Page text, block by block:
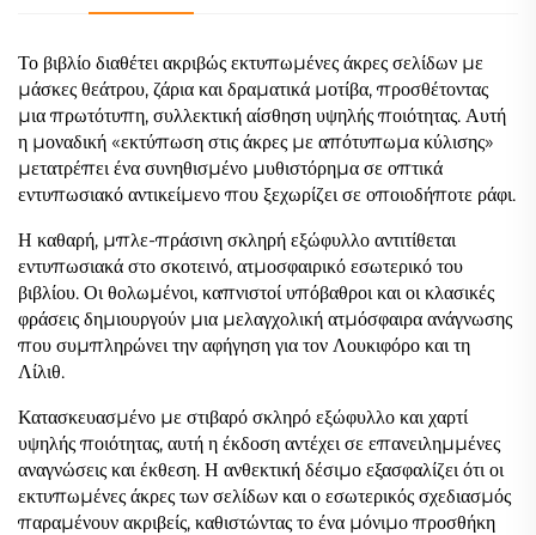
Το βιβλίο διαθέτει ακριβώς εκτυπωμένες άκρες σελίδων με
μάσκες θεάτρου, ζάρια και δραματικά μοτίβα, προσθέτοντας
μια πρωτότυπη, συλλεκτική αίσθηση υψηλής ποιότητας. Αυτή
η μοναδική «εκτύπωση στις άκρες με απότυπωμα κύλισης»
μετατρέπει ένα συνηθισμένο μυθιστόρημα σε οπτικά
εντυπωσιακό αντικείμενο που ξεχωρίζει σε οποιοδήποτε ράφι.
Η καθαρή, μπλε-πράσινη σκληρή εξώφυλλο αντιτίθεται
εντυπωσιακά στο σκοτεινό, ατμοσφαιρικό εσωτερικό του
βιβλίου. Οι θολωμένοι, καπνιστοί υπόβαθροι και οι κλασικές
φράσεις δημιουργούν μια μελαγχολική ατμόσφαιρα ανάγνωσης
που συμπληρώνει την αφήγηση για τον Λουκιφόρο και τη
Λίλιθ.
Κατασκευασμένο με στιβαρό σκληρό εξώφυλλο και χαρτί
υψηλής ποιότητας, αυτή η έκδοση αντέχει σε επανειλημμένες
αναγνώσεις και έκθεση. Η ανθεκτική δέσιμο εξασφαλίζει ότι οι
εκτυπωμένες άκρες των σελίδων και ο εσωτερικός σχεδιασμός
παραμένουν ακριβείς, καθιστώντας το ένα μόνιμο προσθήκη